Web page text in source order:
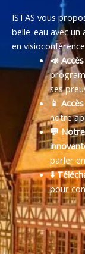
ISTAS vous
belle-eau avec
en
📣
ses
📱
notre
💬
parler
⬇️
pour